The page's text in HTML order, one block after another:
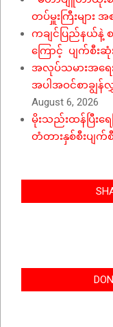
တပ်မှူးကြီးများ
ကချင်ပြည်နယ်နဲ့
ကြောင့် ပျက်စီးဆုံး
အလုပ်သမားအရေ
အပါအဝင်စာချွန်
August 6, 2026
မိုးသည်းထန်ပြီးရ
တံတားနှစ်စီးပျက်